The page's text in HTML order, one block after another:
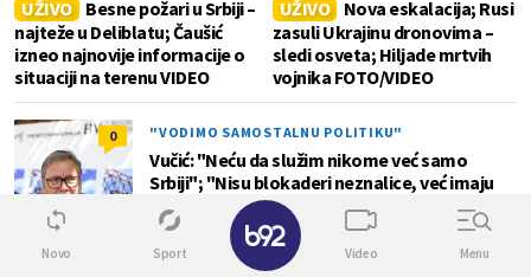
UŽIVO
Besne požari u Srbiji –
najteže u Deliblatu; Čaušić
izneo najnovije informacije o
situaciji na terenu VIDEO
UŽIVO
Nova eskalacija; Rusi
zasuli Ukrajinu dronovima –
sledi osveta; Hiljade mrtvih
vojnika FOTO/VIDEO
0 "VODIMO SAMOSTALNU POLITIKU"
Vučić: "Neću da služim nikome već samo
Srbiji"; "Nisu blokaderi neznalice, već imaju
lošu volju i nameru"
Novo Sport Video Menu
✕